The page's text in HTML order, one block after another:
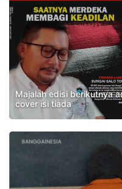
Majalah edisi berikutnya
cover isi tiada